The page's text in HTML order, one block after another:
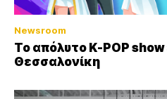
Newsroom
Το απόλυτο K-POP
Θεσσαλονίκη